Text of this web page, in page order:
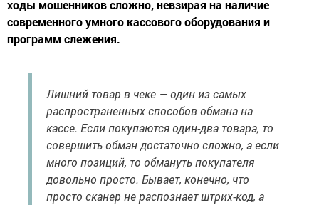
ходы мошенников сложно, невзирая на наличие
современного умного кассового оборудования и
программ слежения.
Лишний товар в чеке — один из самых
распространенных способов обмана на
кассе. Если покупаются один-два товара, то
совершить обман достаточно сложно, а если
много позиций, то обмануть покупателя
довольно просто. Бывает, конечно, что
просто сканер не распознает штрих-код, а